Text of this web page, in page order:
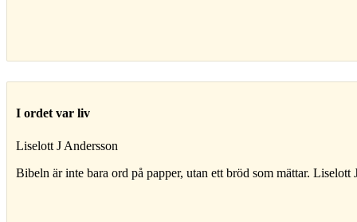
I ordet var liv
Liselott J Andersson
Bibeln är inte bara ord på papper, utan ett bröd som mättar.